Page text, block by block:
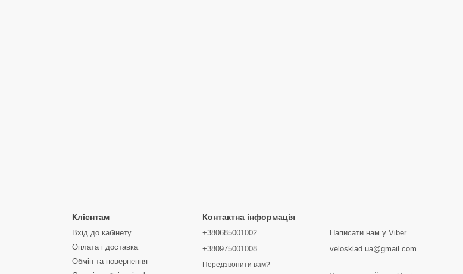
Клієнтам
Вхід до кабінету
Оплата і доставка
Обмін та повернення
Контактна інформація
+380685001002
+380975001008
Передзвонити вам?
Написати нам у Viber
velosklad.ua@gmail.com